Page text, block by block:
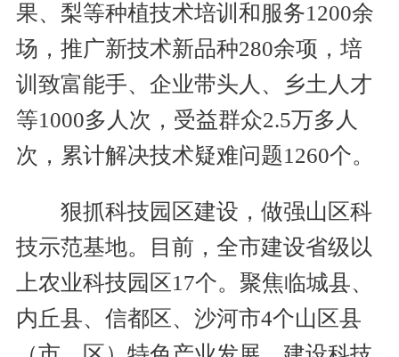
果、梨等种植技术培训和服务1200余
场，推广新技术新品种280余项，培
训致富能手、企业带头人、乡土人才
等1000多人次，受益群众2.5万多人
次，累计解决技术疑难问题1260个。
狠抓科技园区建设，做强山区科
技示范基地。目前，全市建设省级以
上农业科技园区17个。聚焦临城县、
内丘县、信都区、沙河市4个山区县